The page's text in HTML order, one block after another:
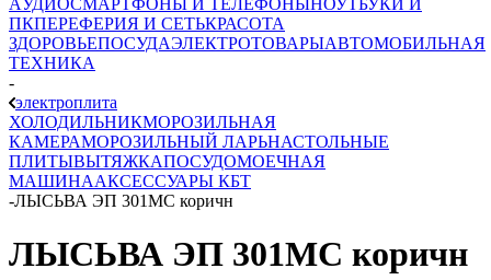
AУДИОСМАРТФОНЫ И ТЕЛЕФОНЫНОУТБУКИ И
ПКПЕРЕФЕРИЯ И СЕТЬКРАСОТА
ЗДОРОВЬЕПОСУДАЭЛЕКТРОТОВАРЫАВТОМОБИЛЬНАЯ
ТЕХНИКА
-
электроплита
ХОЛОДИЛЬНИКМОРОЗИЛЬНАЯ
КАМЕРАМОРОЗИЛЬНЫЙ ЛАРЬНАСТОЛЬНЫЕ
ПЛИТЫВЫТЯЖКАПОСУДОМОЕЧНАЯ
МАШИНААКСЕССУАРЫ КБТ
-ЛЫСЬВА ЭП 301МС коричн
ЛЫСЬВА ЭП 301МС коричн